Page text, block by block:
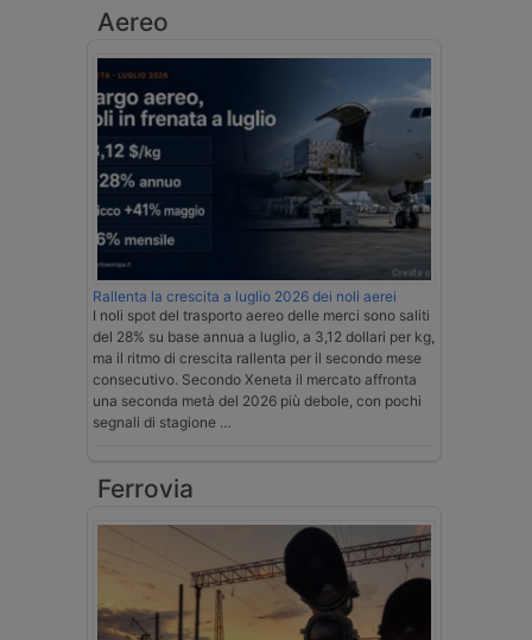
Aereo
Rallenta la crescita a luglio 2026 dei noli aerei
I noli spot del trasporto aereo delle merci sono saliti
del 28% su base annua a luglio, a 3,12 dollari per kg,
ma il ritmo di crescita rallenta per il secondo mese
consecutivo. Secondo Xeneta il mercato affronta
una seconda metà del 2026 più debole, con pochi
segnali di stagione …
Ferrovia